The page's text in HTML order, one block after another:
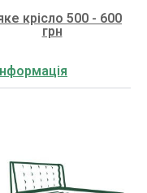
крісло 500 - 600
грн
Інформація